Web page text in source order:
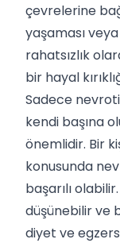
çevrelerine
yaşaması
rahatsızlık
bir hayal
Sadece
kendi başına
önemlidir. Bir
konusunda
başarılı
düşünebilir ve
diyet ve